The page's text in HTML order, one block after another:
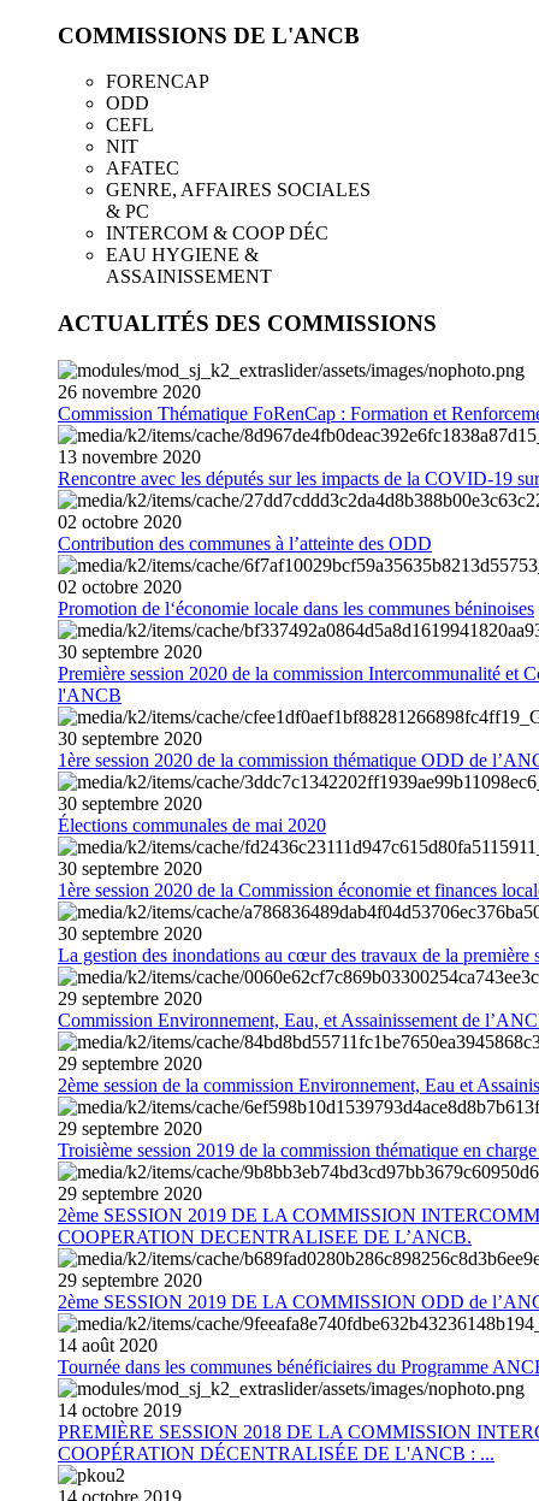
COMMISSIONS DE L'ANCB
FORENCAP
ODD
CEFL
NIT
AFATEC
GENRE, AFFAIRES SOCIALES
& PC
INTERCOM & COOP DÉC
EAU HYGIENE &
ASSAINISSEMENT
ACTUALITÉS DES COMMISSIONS
26 novembre 2020
Commission Thématique FoRenCap : Formation et
13 novembre 2020
Rencontre avec les députés sur les impacts de la COVID-19
02 octobre 2020
Contribution des communes à l’atteinte des ODD
02 octobre 2020
Promotion de l‘économie locale dans les communes béninoises
30 septembre 2020
Première session 2020 de la commission Intercommunalité et
l'ANCB
30 septembre 2020
1ère session 2020 de la commission thématique ODD de
30 septembre 2020
Élections communales de mai 2020
30 septembre 2020
1ère session 2020 de la Commission économie et finances
30 septembre 2020
La gestion des inondations au cœur des travaux de la première
29 septembre 2020
Commission Environnement, Eau, et Assainissement de
29 septembre 2020
2ème session de la commission Environnement, Eau et
29 septembre 2020
Troisième session 2019 de la commission thématique en
29 septembre 2020
2ème SESSION 2019 DE LA COMMISSION
COOPERATION DECENTRALISEE DE L’ANCB.
29 septembre 2020
2ème SESSION 2019 DE LA COMMISSION ODD de
14 août 2020
Tournée dans les communes bénéficiaires du Programme
14 octobre 2019
PREMIÈRE SESSION 2018 DE LA COMMISSION
COOPÉRATION DÉCENTRALISÉE DE L'ANCB : ...
14 octobre 2019